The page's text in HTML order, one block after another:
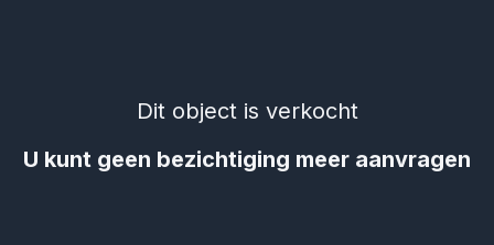
Dit object is verkocht
U kunt geen bezichtiging meer aanvragen